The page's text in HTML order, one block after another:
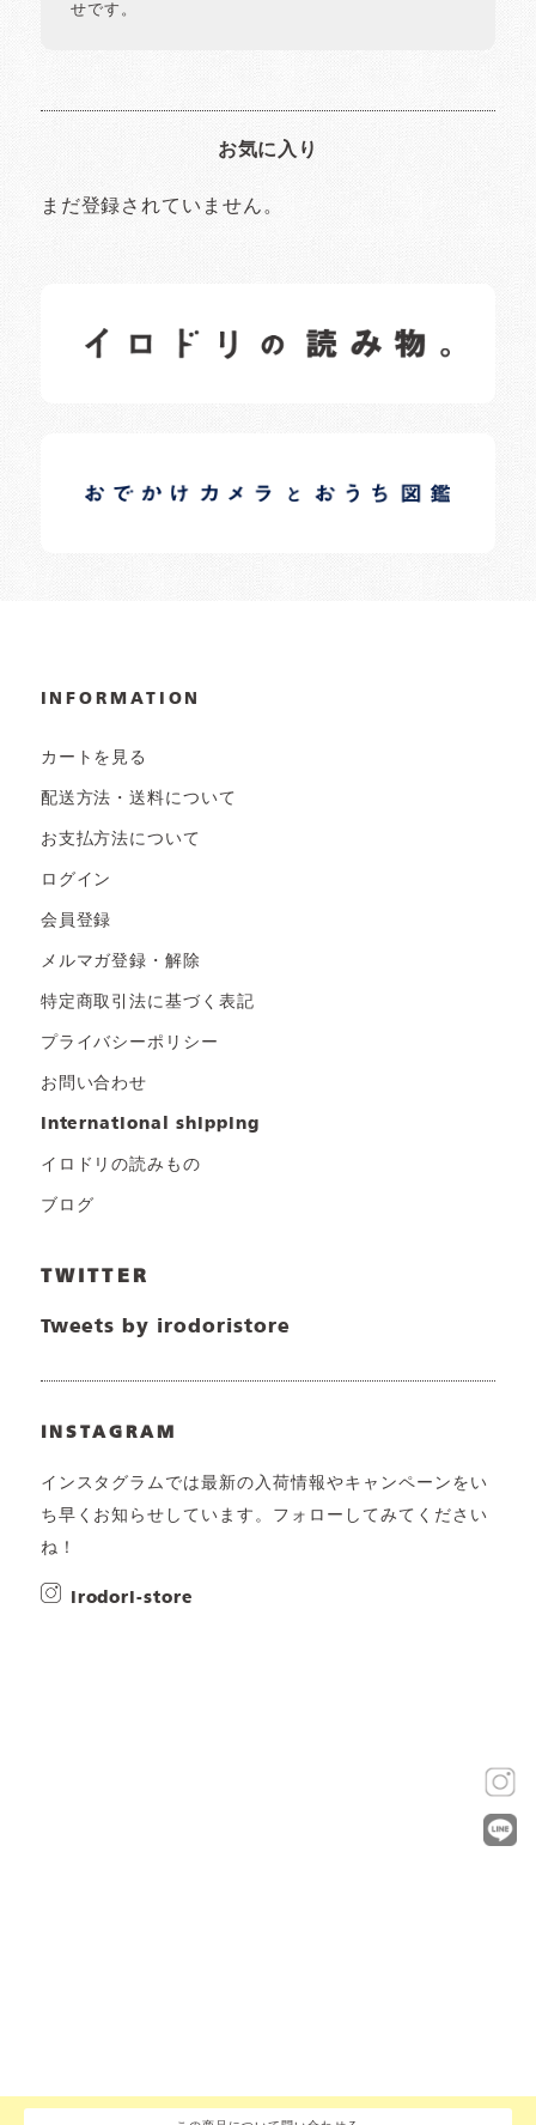
せです。
お気に入り
まだ登録されていません。
日常の様子など随時更新中です。
日常の様子など随時更新中です。
INFORMATION
カートを見る
配送方法・送料について
お支払方法について
ログイン
会員登録
メルマガ登録・解除
特定商取引法に基づく表記
プライバシーポリシー
お問い合わせ
international shipping
イロドリの読みもの
ブログ
TWITTER
Tweets by irodoristore
INSTAGRAM
インスタグラムでは最新の入荷情報やキャンペーンをい
ち早くお知らせしています。フォローしてみてください
ね！
irodori-store